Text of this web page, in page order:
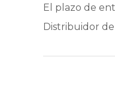
El plazo de
Distribuidor de